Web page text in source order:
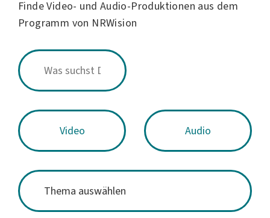
Finde Video- und Audio-Produktionen aus dem
Programm von NRWision
Video Audio